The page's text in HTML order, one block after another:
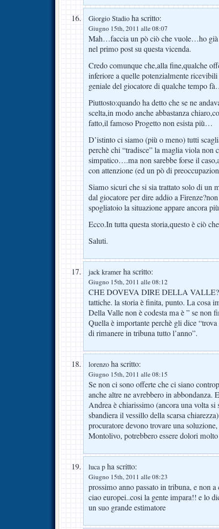
Giorgio Stadio ha scritto:
Giugno 15th, 2011 alle 08:07
Mah…faccia un pò ciò che vuole…ho già
nel primo post su questa vicenda.
Credo comunque che,alla fine,qualche
inferiore a quelle potenzialmente ricevibili
geniale del giocatore di qualche tempo
Piuttosto:quando ha detto che se ne
scelta,in modo anche abbastanza
fatto,il famoso Progetto non esista più…
D’istinto ci siamo (più o meno) tutti
perchè chi “tradisce” la maglia viola non
simpatico….ma non sarebbe forse il
con attenzione (ed un pò di
Siamo sicuri che si sia trattato solo di un
dal giocatore per dire addio a
spogliatoio la situazione appare ancora
Ecco.In tutta questa storia,questo è ciò
Saluti.
jack kramer ha scritto:
Giugno 15th, 2011 alle 08:12
CHE DOVEVA DIRE DELLA VALLE?
tattiche. la storia è finita, punto. La cosa
Della Valle non è codesta ma è ” se non
Quella è importante perchè gli dice
di rimanere in tribuna tutto l’anno”.
lorenzo ha scritto:
Giugno 15th, 2011 alle 08:15
Se non ci sono offerte che ci siano
anche altre ne avrebbero in abbondanza.
Andrea è chiarissimo (ancora una volta si
sbandiera il vessillo della scarsa
procuratore devono trovare una
Montolivo, potrebbero essere dolori
luca p ha scritto:
Giugno 15th, 2011 alle 08:23
prossimo anno passato in tribuna, e non
ciao europei..cosi la gente impara!! e lo
un suo grande estimatore